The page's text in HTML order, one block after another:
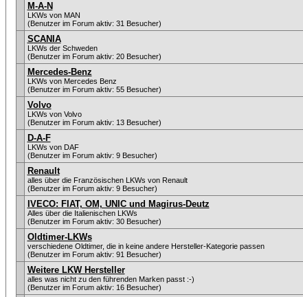
M-A-N
LKWs von MAN
(Benutzer im Forum aktiv: 31 Besucher)
SCANIA
LKWs der Schweden
(Benutzer im Forum aktiv: 20 Besucher)
Mercedes-Benz
LKWs von Mercedes Benz
(Benutzer im Forum aktiv: 55 Besucher)
Volvo
LKWs von Volvo
(Benutzer im Forum aktiv: 13 Besucher)
D-A-F
LKWs von DAF
(Benutzer im Forum aktiv: 9 Besucher)
Renault
alles über die Französischen LKWs von Renault
(Benutzer im Forum aktiv: 9 Besucher)
IVECO: FIAT, OM, UNIC und Magirus-Deutz
Alles über die Italienischen LKWs
(Benutzer im Forum aktiv: 30 Besucher)
Oldtimer-LKWs
verschiedene Oldtimer, die in keine andere Hersteller-Kategorie passen
(Benutzer im Forum aktiv: 91 Besucher)
Weitere LKW Hersteller
alles was nicht zu den führenden Marken passt :-)
(Benutzer im Forum aktiv: 16 Besucher)